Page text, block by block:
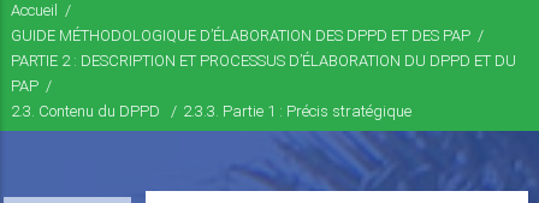
Fil
d'Ariane
Accueil
/
GUIDE MÉTHODOLOGIQUE D’ÉLABORATION DES DPPD ET DES PAP /
PARTIE 2 : DESCRIPTION ET PROCESSUS D’ÉLABORATION DU DPPD ET DU
PAP /
2.3. Contenu du DPPD
/ 2.3.3. Partie 1 : Précis stratégique